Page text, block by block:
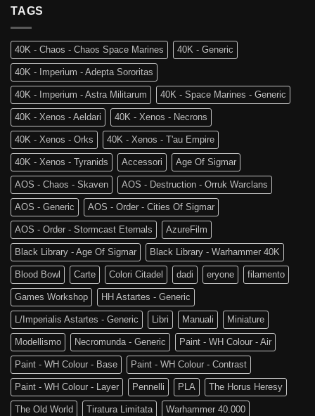
Edizione
di
Age
of
Sigmar
The
Old
World
tra
noi!
TAGS
40K - Chaos - Chaos Space Marines 40K - Generic
40K - Imperium - Adepta Sororitas
40K - Imperium - Astra Militarum 40K - Space Marines - Generic
40K - Xenos - Aeldari 40K - Xenos - Necrons
40K - Xenos - Orks 40K - Xenos - T'au Empire
40K - Xenos - Tyranids Accessori Age Of Sigmar
AOS - Chaos - Skaven AOS - Destruction - Orruk Warclans
AOS - Generic AOS - Order - Cities Of Sigmar
AOS - Order - Stormcast Eternals AzureFilm
Black Library - Age Of Sigmar Black Library - Warhammer 40K
Blood Bowl Carte Colori Citadel dadi eryone filamento
Games Workshop HH Astartes - Generic
L/Imperialis Astartes - Generic Libri Manuali Miniature
Modellismo Necromunda - Generic Paint - WH Colour - Air
Paint - WH Colour - Base Paint - WH Colour - Contrast
Paint - WH Colour - Layer Pennelli PLA The Horus Heresy
The Old World Tiratura Limitata Warhammer 40.000